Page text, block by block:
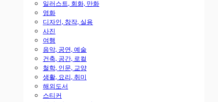
일러스트, 회화, 만화
영화
디자인, 창작, 실용
사진
여행
음악, 공연, 예술
건축, 공간, 로컬
철학, 인문, 교양
생활, 요리, 취미
해외도서
스티커